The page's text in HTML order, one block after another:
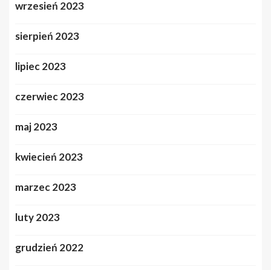
wrzesień 2023
sierpień 2023
lipiec 2023
czerwiec 2023
maj 2023
kwiecień 2023
marzec 2023
luty 2023
grudzień 2022